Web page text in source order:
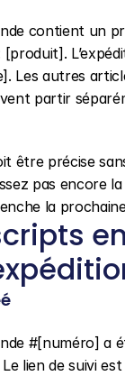
contient un
[produit].
Les autres
partir
être précise
pas encore
la
#[numéro] a
lien de suivi